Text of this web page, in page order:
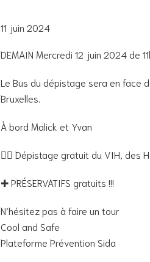
11 juin 2024
DEMAIN Mercredi 12 juin 2024 de
Le Bus du dépistage sera en face
Bruxelles.
À bord Malick et Yvan
👉🏾 Dépistage gratuit du VIH, des
✚ PRÉSERVATIFS gratuits !!!
N’hésitez pas à faire un tour
Cool and Safe
Plateforme Prévention Sida